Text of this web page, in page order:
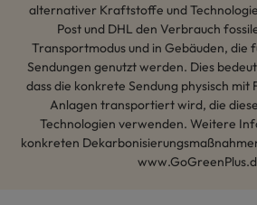
alternativer Kraftstoffe und
Post und DHL den Verbrauch
Transportmodus und in Gebäuden, die
Sendungen genutzt werden. Dies
dass die konkrete Sendung physisch mit
Anlagen transportiert wird, die
Technologien verwenden. Weitere
konkreten